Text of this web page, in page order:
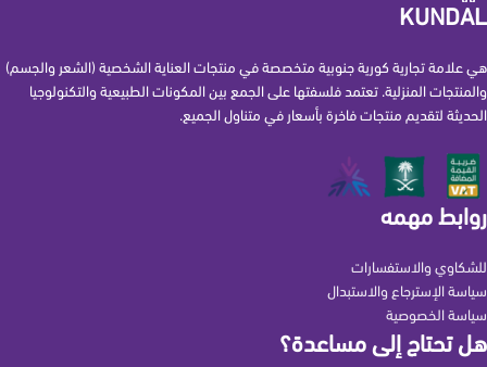
KUNDAL
هي علامة تجارية كورية جنوبية متخصصة في منتجات العناية الشخصية (الشعر والجسم)
والمنتجات المنزلية. تعتمد فلسفتها على الجمع بين المكونات الطبيعية والتكنولوجيا
الحديثة لتقديم منتجات فاخرة بأسعار في متناول الجميع.
روابط مهمه
للشكاوي والاستفسارات
سياسة الإسترجاع والاستبدال
سياسة الخصوصية
هل تحتاج إلى مساعدة؟